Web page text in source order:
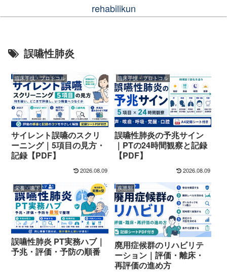
rehabilikun
誤嚥性肺炎
臨床手技・プロトコル
サイレント誤嚥のスクリ
ーニング｜5項目の見方・
記録【PDF】
2026.08.09
臨床手技・プロトコル
誤嚥性肺炎の予兆サイン
｜PTの24時間観察と記録
【PDF】
2026.08.09
栄養・嚥下
誤嚥性肺炎 PT実務ハブ｜
予兆・評価・予防の順番
疾患別
廃用症候群のリハビリテ
ーション｜評価・離床・
再評価の進め方